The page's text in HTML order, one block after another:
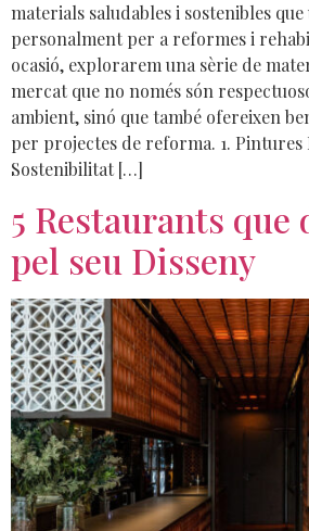
materials saludables i sostenibles
personalment per a reformes i
ocasió, explorarem una sèrie de
mercat que no només són
ambient, sinó que també ofereixen
per projectes de reforma. 1. Pintures
Sostenibilitat […]
5 Restaurants que
pel seu Disseny